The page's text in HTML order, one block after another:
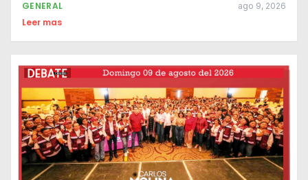
GENERAL ago 9, 2026
Leer mas